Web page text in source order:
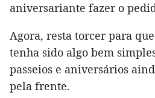
aniversariante fazer o
Agora, resta torcer para
tenha sido algo bem
passeios e aniversários
pela frente.